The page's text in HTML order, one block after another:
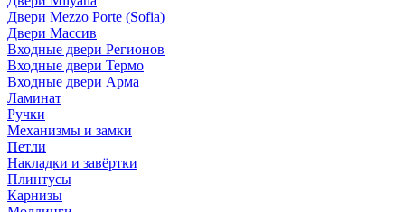
Двери Mezzo Porte (Sofia)
Двери Массив
Входные двери Регионов
Входные двери Термо
Входные двери Арма
Ламинат
Ручки
Механизмы и замки
Петли
Накладки и завёртки
Плинтусы
Карнизы